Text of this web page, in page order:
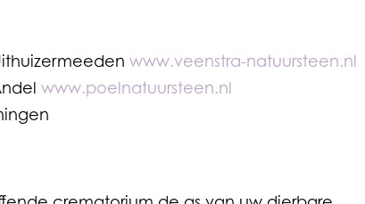
www.veenstra-natuursteen.nl
www.poelnatuursteen.nl